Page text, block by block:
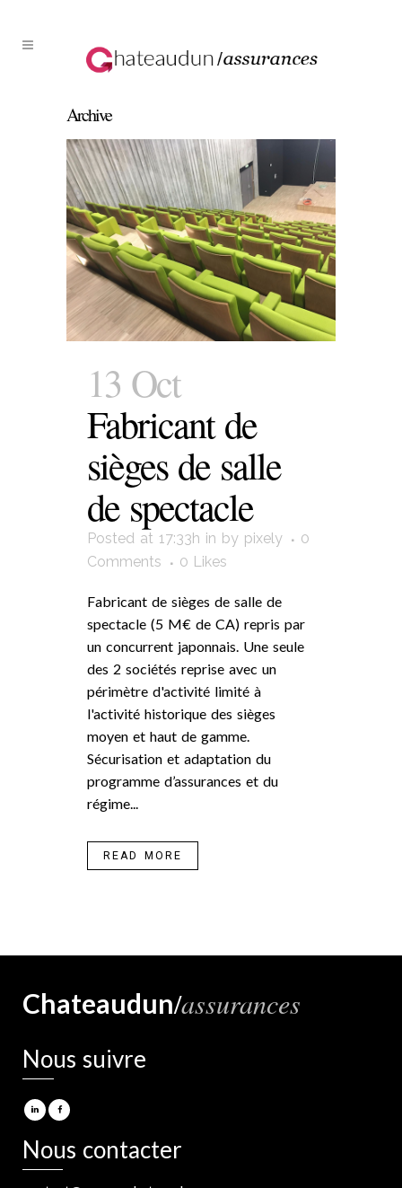
Archive
13 Oct
Fabricant de
sièges de salle
de spectacle
Posted at 17:33h in by pixely
0
Comments
0 Likes
Fabricant de sièges de salle de
spectacle (5 M€ de CA) repris par
un concurrent japonnais. Une seule
des 2 sociétés reprise avec un
périmètre d'activité limité à
l'activité historique des sièges
moyen et haut de gamme.
Sécurisation et adaptation du
programme d’assurances et du
régime...
READ MORE
Chateaudun/assurances
Nous suivre
Nous contacter